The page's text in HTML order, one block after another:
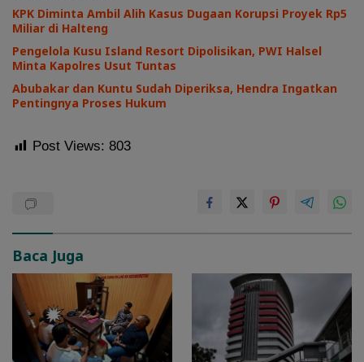
KPK Diminta Ambil Alih Kasus Dugaan Korupsi Proyek Rp5
Miliar di Halteng
Pengelola Kusu Island Resort Dipolisikan, PWI Halsel
Minta Kapolres Usut Tuntas
Abubakar dan Kuntu Sudah Diperiksa, Hendra Ingatkan
Pentingnya Proses Hukum
Post Views: 803
Baca Juga